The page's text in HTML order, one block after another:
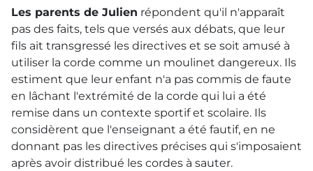
Les parents de Julien répondent qu'il n'apparaît
pas des faits, tels que versés aux débats, que leur
fils ait transgressé les directives et se soit amusé à
utiliser la corde comme un moulinet dangereux. Ils
estiment que leur enfant n'a pas commis de faute
en lâchant l'extrémité de la corde qui lui a été
remise dans un contexte sportif et scolaire. Ils
considèrent que l'enseignant a été fautif, en ne
donnant pas les directives précises qui s'imposaient
après avoir distribué les cordes à sauter.